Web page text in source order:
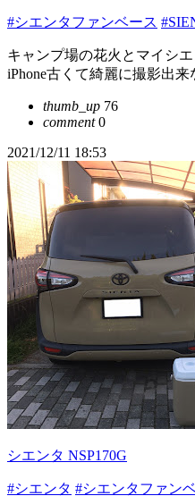
#シエンタファンベース
キャンプ場の花火とマイシ
iPhone古くて綺麗に撮影出来
thumb_up 76
comment0
2021/12/11 18:53
シエンタ NSP170G
#シエンタ #シエンタファン